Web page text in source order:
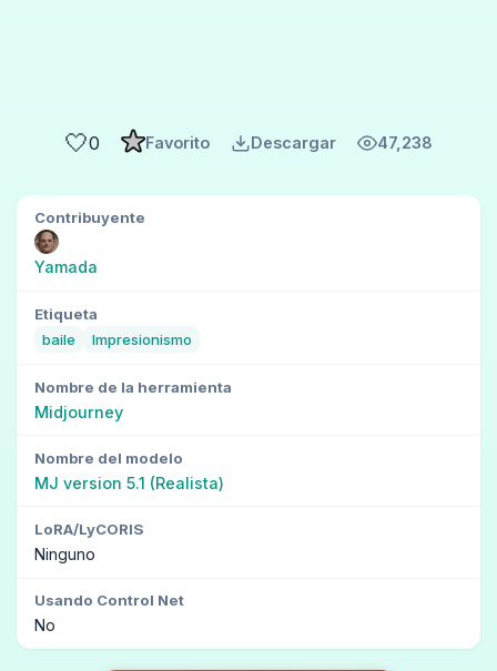
🤍0 Favorito Descargar 47,238
Contribuyente
Yamada
Etiqueta
baile
Impresionismo
Nombre de la herramienta
Midjourney
Nombre del modelo
MJ version 5.1 (Realista)
LoRA/LyCORIS
Ninguno
Usando Control Net
No